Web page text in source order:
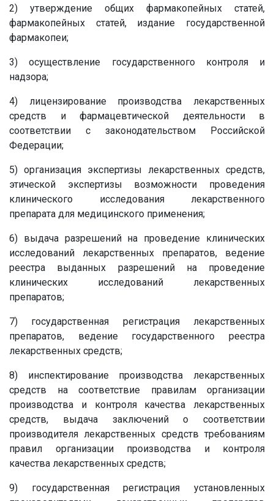
2) утверждение общих фармакопейных статей,
фармакопейных статей, издание государственной
фармакопеи;
3) осуществление государственного контроля и
надзора;
4) лицензирование производства лекарственных
средств и фармацевтической деятельности в
соответствии с законодательством Российской
Федерации;
5) организация экспертизы лекарственных средств,
этической экспертизы возможности проведения
клинического исследования лекарственного
препарата для медицинского применения;
6) выдача разрешений на проведение клинических
исследований лекарственных препаратов, ведение
реестра выданных разрешений на проведение
клинических исследований лекарственных
препаратов;
7) государственная регистрация лекарственных
препаратов, ведение государственного реестра
лекарственных средств;
8) инспектирование производства лекарственных
средств на соответствие правилам организации
производства и контроля качества лекарственных
средств, выдача заключений о соответствии
производителя лекарственных средств требованиям
правил организации производства и контроля
качества лекарственных средств;
9) государственная регистрация установленных